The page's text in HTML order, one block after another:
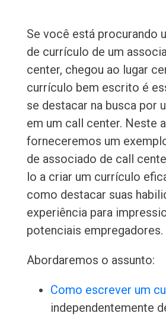
Se você está procurando
de currículo de um
center, chegou ao lugar
currículo bem escrito é
se destacar na busca por
em um call center. Neste
forneceremos um
de associado de call
lo a criar um currículo
como destacar suas
experiência para
potenciais empregadores.
Abordaremos o assunto:
Como escrever um
independentemente